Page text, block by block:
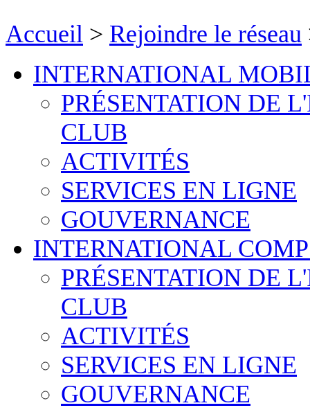
Accueil > Rejoindre le réseau
INTERNATIONAL
PRÉSENTATION DE
CLUB
ACTIVITÉS
SERVICES EN LIGNE
GOUVERNANCE
INTERNATIONAL
PRÉSENTATION DE
CLUB
ACTIVITÉS
SERVICES EN LIGNE
GOUVERNANCE